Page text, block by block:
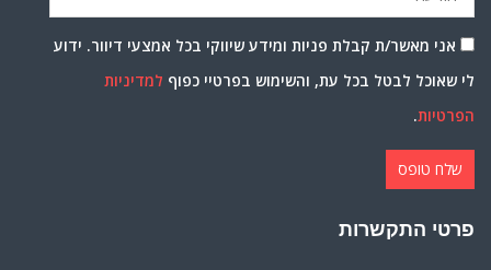
אני מאשר/ת קבלת פניות ומידע שיווקי בכל אמצעי דיוור. ידוע
לי שאוכל לבטל בכל עת, והשימוש בפרטיי כפוף למדיניות
הפרטיות.
פרטי התקשרות